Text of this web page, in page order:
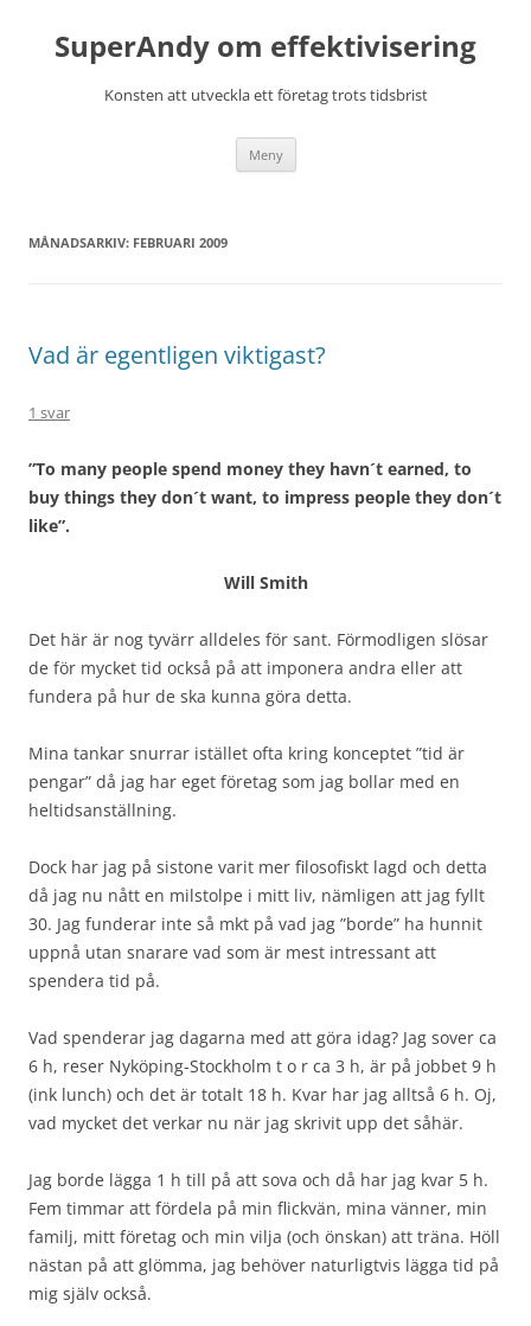
innehåll
SuperAndy om effektivisering
Konsten att utveckla ett företag trots tidsbrist
Meny
MÅNADSARKIV: FEBRUARI 2009
Vad är egentligen viktigast?
1 svar
”To many people spend money they havn´t earned, to
buy things they don´t want, to impress people they don´t
like”.
Will Smith
Det här är nog tyvärr alldeles för sant. Förmodligen slösar
de för mycket tid också på att imponera andra eller att
fundera på hur de ska kunna göra detta.
Mina tankar snurrar istället ofta kring konceptet ”tid är
pengar” då jag har eget företag som jag bollar med en
heltidsanställning.
Dock har jag på sistone varit mer filosofiskt lagd och detta
då jag nu nått en milstolpe i mitt liv, nämligen att jag fyllt
30. Jag funderar inte så mkt på vad jag ”borde” ha hunnit
uppnå utan snarare vad som är mest intressant att
spendera tid på.
Vad spenderar jag dagarna med att göra idag? Jag sover ca
6 h, reser Nyköping-Stockholm t o r ca 3 h, är på jobbet 9 h
(ink lunch) och det är totalt 18 h. Kvar har jag alltså 6 h. Oj,
vad mycket det verkar nu när jag skrivit upp det såhär.
Jag borde lägga 1 h till på att sova och då har jag kvar 5 h.
Fem timmar att fördela på min flickvän, mina vänner, min
familj, mitt företag och min vilja (och önskan) att träna. Höll
nästan på att glömma, jag behöver naturligtvis lägga tid på
mig själv också.